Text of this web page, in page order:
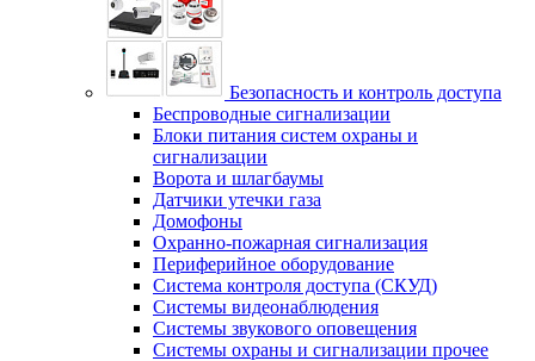
Безопасность и контроль доступа
Беспроводные сигнализации
Блоки питания систем охраны и
сигнализации
Ворота и шлагбаумы
Датчики утечки газа
Домофоны
Охранно-пожарная сигнализация
Периферийное оборудование
Система контроля доступа (СКУД)
Системы видеонаблюдения
Системы звукового оповещения
Системы охраны и сигнализации прочее